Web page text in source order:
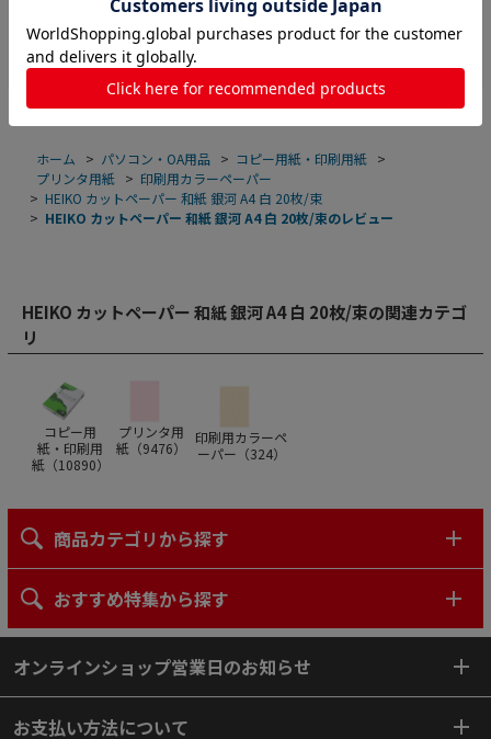
ホーム > パソコン・OA用品 > コピー用紙・印刷用紙 >
プリンタ用紙 > 印刷用カラーペーパー
> HEIKO カットペーパー 和紙 銀河 A4 白 20枚/束
> HEIKO カットペーパー 和紙 銀河 A4 白 20枚/束のレビュー
HEIKO カットペーパー 和紙 銀河 A4 白 20枚/束の関連カテゴ
リ
コピー用
紙・印刷用
紙（10890）
プリンタ用
紙（9476）
印刷用カラーペ
ーパー（324）
商品カテゴリから探す
おすすめ特集から探す
オンラインショップ営業日のお知らせ
お支払い方法について